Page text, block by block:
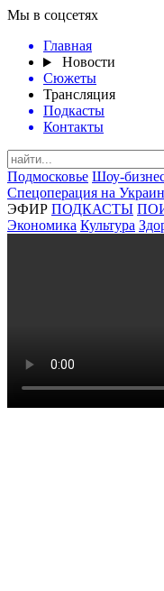
Мы в соцсетях
Главная
Новости
Сюжеты
Трансляция
Подкасты
Контакты
Подмосковье Шоу-
Спецоперация на
ЭФИР ПОДКАСТЫ
Экономика Культура